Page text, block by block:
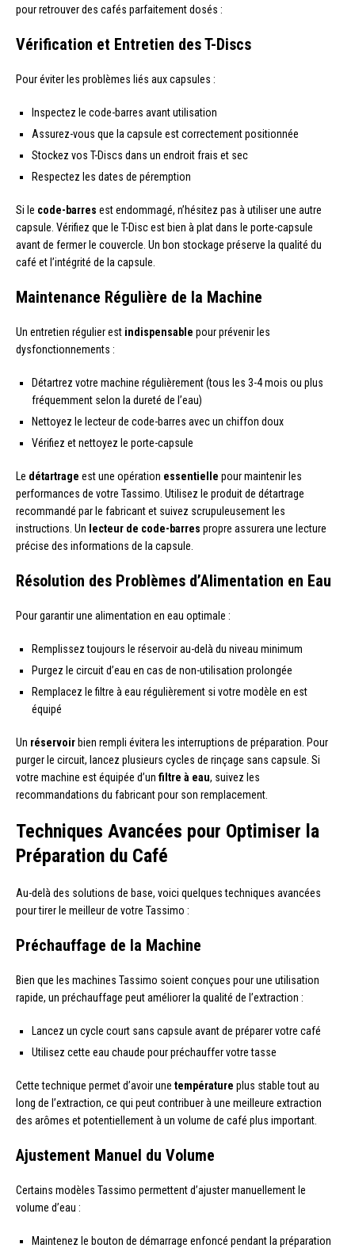
pour retrouver des cafés parfaitement dosés :
Vérification et Entretien des T-Discs
Pour éviter les problèmes liés aux capsules :
Inspectez le code-barres avant utilisation
Assurez-vous que la capsule est correctement positionnée
Stockez vos T-Discs dans un endroit frais et sec
Respectez les dates de péremption
Si le code-barres est endommagé, n’hésitez pas à utiliser une autre
capsule. Vérifiez que le T-Disc est bien à plat dans le porte-capsule
avant de fermer le couvercle. Un bon stockage préserve la qualité du
café et l’intégrité de la capsule.
Maintenance Régulière de la Machine
Un entretien régulier est indispensable pour prévenir les
dysfonctionnements :
Détartrez votre machine régulièrement (tous les 3-4 mois ou plus
fréquemment selon la dureté de l’eau)
Nettoyez le lecteur de code-barres avec un chiffon doux
Vérifiez et nettoyez le porte-capsule
Le détartrage est une opération essentielle pour maintenir les
performances de votre Tassimo. Utilisez le produit de détartrage
recommandé par le fabricant et suivez scrupuleusement les
instructions. Un lecteur de code-barres propre assurera une lecture
précise des informations de la capsule.
Résolution des Problèmes d’Alimentation en Eau
Pour garantir une alimentation en eau optimale :
Remplissez toujours le réservoir au-delà du niveau minimum
Purgez le circuit d’eau en cas de non-utilisation prolongée
Remplacez le filtre à eau régulièrement si votre modèle en est
équipé
Un réservoir bien rempli évitera les interruptions de préparation. Pour
purger le circuit, lancez plusieurs cycles de rinçage sans capsule. Si
votre machine est équipée d’un filtre à eau, suivez les
recommandations du fabricant pour son remplacement.
Techniques Avancées pour Optimiser la
Préparation du Café
Au-delà des solutions de base, voici quelques techniques avancées
pour tirer le meilleur de votre Tassimo :
Préchauffage de la Machine
Bien que les machines Tassimo soient conçues pour une utilisation
rapide, un préchauffage peut améliorer la qualité de l’extraction :
Lancez un cycle court sans capsule avant de préparer votre café
Utilisez cette eau chaude pour préchauffer votre tasse
Cette technique permet d’avoir une température plus stable tout au
long de l’extraction, ce qui peut contribuer à une meilleure extraction
des arômes et potentiellement à un volume de café plus important.
Ajustement Manuel du Volume
Certains modèles Tassimo permettent d’ajuster manuellement le
volume d’eau :
Maintenez le bouton de démarrage enfoncé pendant la préparation